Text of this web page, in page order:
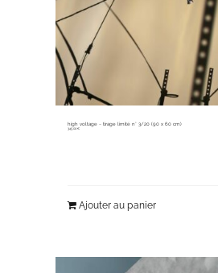
high voltage ~ tirage limité n° 3/20 (90 x 60 cm)
345,00€
Ajouter au panier